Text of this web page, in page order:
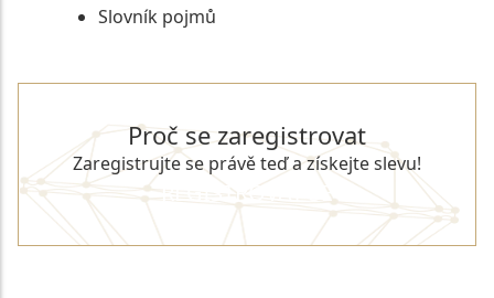
Slovník pojmů
Proč se zaregistrovat
Zaregistrujte se právě teď a získejte slevu!
REGISTROVAT SE